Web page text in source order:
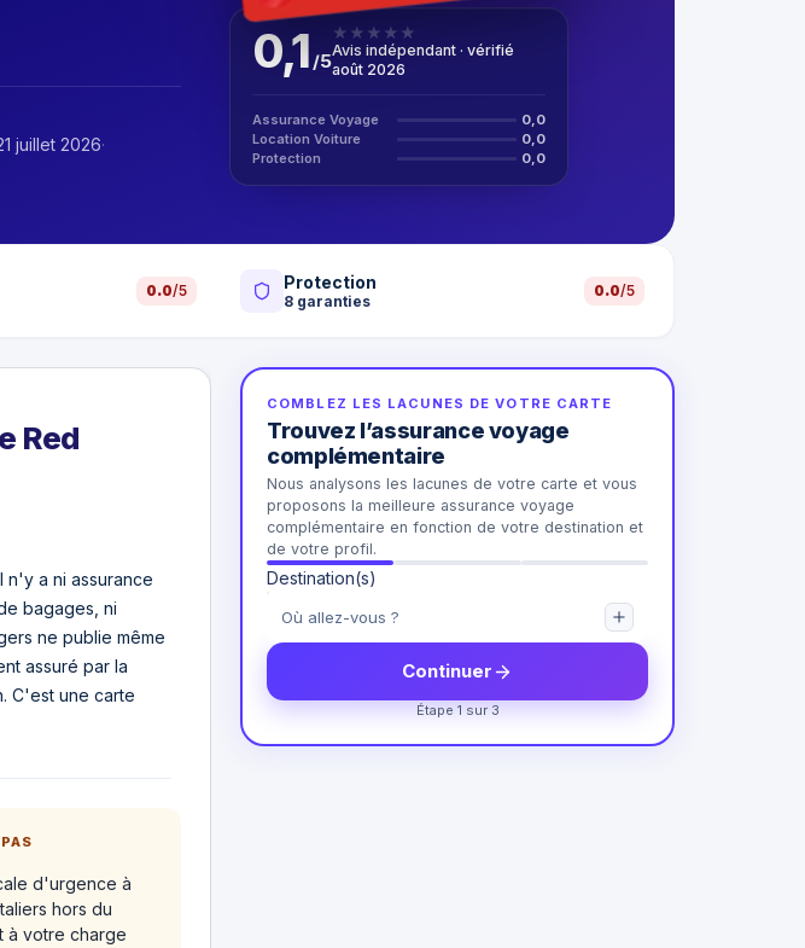
juillet 2026·
0,1 /5
★ ★ ★ ★ ★
Avis indépendant · vérifié
août 2026
Assurance Voyage
0,0
Location Voiture
0,0
Protection
0,0
0.0/5 Protection
8 garanties
0.0/5
Red
n'y a ni assurance
bagages, ni
ne publie même
assuré par la
C'est une carte
d'urgence à
hors du
à votre charge
COMBLEZ LES LACUNES DE VOTRE CARTE
Trouvez l’assurance voyage
complémentaire
Nous analysons les lacunes de votre carte et vous
proposons la meilleure assurance voyage
complémentaire en fonction de votre destination et
de votre profil.
Destination(s)
Continuer
Étape 1 sur 3